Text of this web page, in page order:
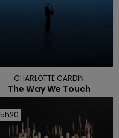
CHARLOTTE CARDIN
The Way We Touch
5h20
5h20